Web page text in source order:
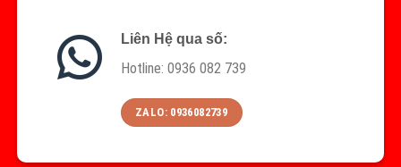
Liên Hệ qua số:
Hotline: 0936 082 739
ZALO: 0936082739